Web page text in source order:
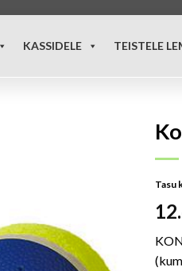
KASSIDELE TEISTELE
Tasu